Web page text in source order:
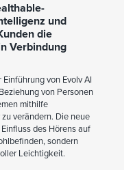
und
die
Verbindung
Einführung von Evolv AI
von Personen
mithilfe
verändern. Die neue
des Hörens auf
sondern
Leichtigkeit.